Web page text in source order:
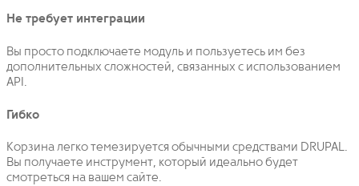
Не требует интеграции
Вы просто подключаете модуль и пользуетесь им без
дополнительных сложностей, связанных с использованием
API.
Гибко
Корзина легко темезируется обычными средствами DRUPAL.
Вы получаете инструмент, который идеально будет
смотреться на вашем сайте.